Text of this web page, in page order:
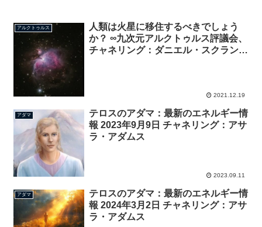
アルクトゥルス
人類は火星に移住するべきでしょう
か？ ∞九次元アルクトゥルス評議会、
チャネリング：ダニエル・スクラント
2021.12.19
アダマ
テロスのアダマ：最新のエネルギー情
報 2023年9月9日 チャネリング：アサ
ラ・アダムス
2023.09.11
アダマ
テロスのアダマ：最新のエネルギー情
報 2024年3月2日 チャネリング：アサ
ラ・アダムス